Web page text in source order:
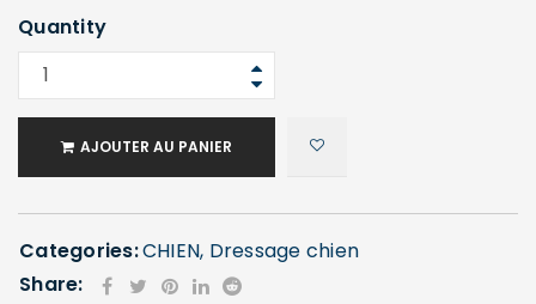
Quantity
AJOUTER AU PANIER
Categories:CHIEN, Dressage chien
Share: